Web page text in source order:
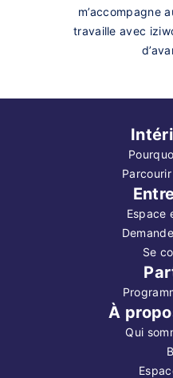
m’accompagne
travaille avec
Espace
Se
À
Qui